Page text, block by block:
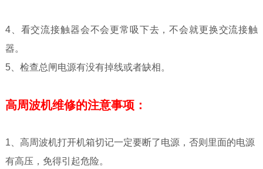
4、看交流接触器会不会更常吸下去，不会就更换交流接触
器。
5、检查总闸电源有没有掉线或者缺相。
高周波机维修的注意事项：
1、高周波机打开机箱切记一定要断了电源，否则里面的电源
有高压，免得引起危险。